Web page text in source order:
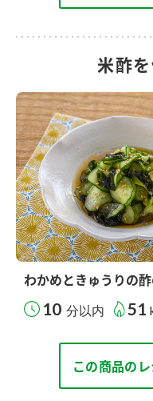
米酢
わかめときゅうりの
10 分以内 51
この商品の